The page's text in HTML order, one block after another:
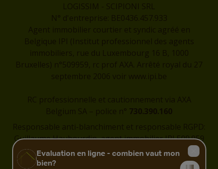
LOGISSIM - SCIPIONI SRL
N° d'entreprise: BE0436.457.933
Agent immobilier courtier et syndic agréé en
Belgique IPI (Institut professionnel des agents
immobiliers, rue du Luxembourg 16 B, 1000
Bruxelles) n°509959, rc prof AXA. Arrêté royal du 27
septembre 2006 voir www.ipi.be
RC professionnelle et cautionnement via AXA
Belgium SA – police n° 730.390.160
Responsable anti-blanchiment et responsable RGPD:
Guillaume Haubourdin, agent immobilier IPI 509.959
-guillaume@logissim.be